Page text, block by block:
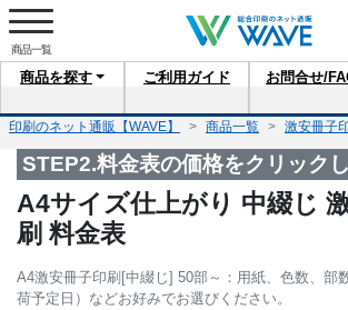
商品を探す ご利用 ガイド お問合せ/
印刷のネット通販【WAVE】 商品一覧 激安冊子
STEP2.料金表の価格をクリック
A4サイズ仕上がり 中綴じ
刷 料金表
A4激安冊子印刷[中綴じ] 50部～：用紙、色数、部
荷予定日）などお好みでお選びください。